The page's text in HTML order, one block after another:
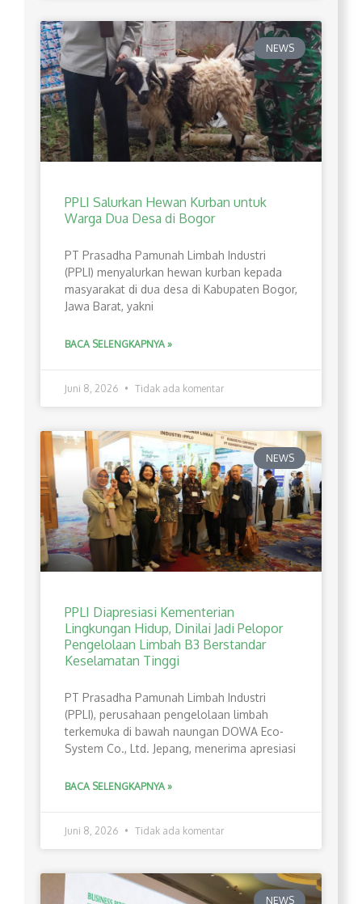
NEWS
PPLI Salurkan Hewan Kurban untuk
Warga Dua Desa di Bogor
PT Prasadha Pamunah Limbah Industri
(PPLI) menyalurkan hewan kurban kepada
masyarakat di dua desa di Kabupaten Bogor,
Jawa Barat, yakni
BACA SELENGKAPNYA »
Juni 8, 2026 Tidak ada komentar
NEWS
PPLI Diapresiasi Kementerian
Lingkungan Hidup, Dinilai Jadi Pelopor
Pengelolaan Limbah B3 Berstandar
Keselamatan Tinggi
PT Prasadha Pamunah Limbah Industri
(PPLI), perusahaan pengelolaan limbah
terkemuka di bawah naungan DOWA Eco-
System Co., Ltd. Jepang, menerima apresiasi
BACA SELENGKAPNYA »
Juni 8, 2026 Tidak ada komentar
NEWS